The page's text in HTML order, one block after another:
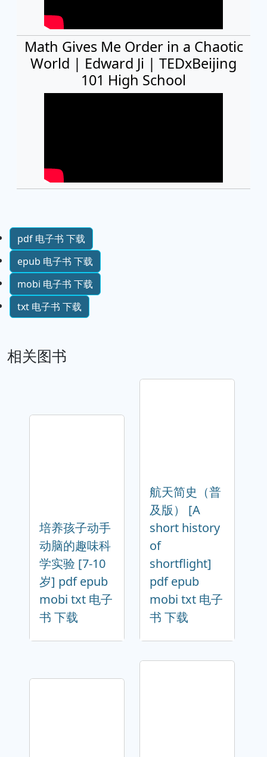
Math Gives Me Order in a Chaotic
World | Edward Ji | TEDxBeijing
101 High School
pdf 电子书 下载
epub 电子书 下载
mobi 电子书 下载
txt 电子书 下载
相关图书
培养孩子动手
动脑的趣味科
学实验 [7-10
岁] pdf epub
mobi txt 电子
书 下载
航天简史（普
及版） [A
short history
of
shortflight]
pdf epub
mobi txt 电子
书 下载